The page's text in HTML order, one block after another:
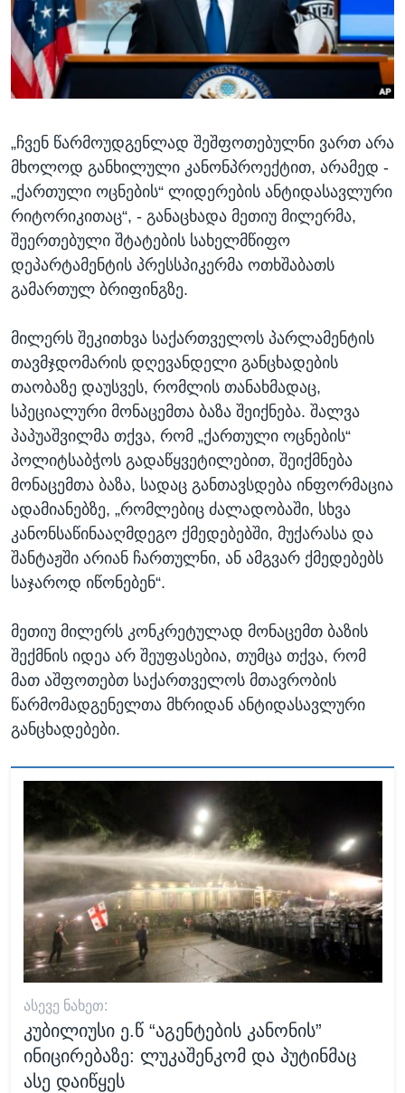
ᲡᲢᲣᲓᲘᲐ ᲕᲐᲨᲘᲜᲒᲢᲝᲜᲘ
ᲔᲙᲝᲜᲝᲛᲘᲙᲐ
ᲯᲐᲜᲛᲠᲗᲔᲚᲝᲑᲐ
ᲛᲔᲪᲜᲘᲔᲠᲔᲑᲐ
ᲙᲣᲚᲢᲣᲠᲐ
ᲒᲐᲚᲘᲚᲔᲝ
ᲓᲔᲖᲘᲜᲤᲝᲠᲛᲐᲪᲘᲐ
Learning English
ᲗᲕᲐᲚᲘ ᲒᲕᲐᲓᲔᲕᲜᲔᲗ
ენები
„ჩვენ წარმოუდგენლად შეშფოთებულნი ვართ არა
მხოლოდ განხილული კანონპროექტით, არამედ -
„ქართული ოცნების“ ლიდერების ანტიდასავლური
რიტორიკითაც“, - განაცხადა მეთიუ მილერმა,
შეერთებული შტატების სახელმწიფო
დეპარტამენტის პრესსპიკერმა ოთხშაბათს
გამართულ ბრიფინგზე.
მილერს შეკითხვა საქართველოს პარლამენტის
თავმჯდომარის დღევანდელი განცხადების
თაობაზე დაუსვეს, რომლის თანახმადაც,
სპეციალური მონაცემთა ბაზა შეიქნება. შალვა
პაპუაშვილმა თქვა, რომ „ქართული ოცნების“
პოლიტსაბჭოს გადაწყვეტილებით, შეიქმნება
მონაცემთა ბაზა, სადაც განთავსდება ინფორმაცია
ადამიანებზე, „რომლებიც ძალადობაში, სხვა
კანონსაწინააღმდეგო ქმედებებში, მუქარასა და
შანტაჟში არიან ჩართულნი, ან ამგვარ ქმედებებს
საჯაროდ იწონებენ“.
მეთიუ მილერს კონკრეტულად მონაცემთ ბაზის
შექმნის იდეა არ შეუფასებია, თუმცა თქვა, რომ
მათ აშფოთებთ საქართველოს მთავრობის
წარმომადგენელთა მხრიდან ანტიდასავლური
განცხადებები.
ᲐᲡᲔᲕᲔ ᲜᲐᲮᲔᲗ:
კუბილიუსი ე.წ “აგენტების კანონის”
ინიცირებაზე: ლუკაშენკომ და პუტინმაც
ასე დაიწყეს